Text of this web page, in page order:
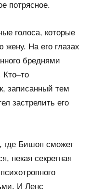
потрясное.
голоса, которые
жену. На его глазах
бреднями
Кто–то
записанный тем
застрелить его
где Бишоп сможет
некая секретная
И Ленс